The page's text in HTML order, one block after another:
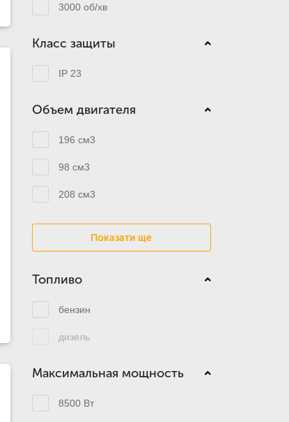
3000 об/хв
Класс защиты
IP 23
Объем двигателя
196 см3
98 см3
208 см3
Показати ще
Топливо
бензин
дизель
Максимальная мощность
8500 Вт